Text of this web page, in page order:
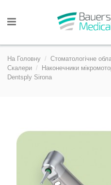
На Головну Стоматологічне
Скалери
Наконечники
Dentsply Sirona